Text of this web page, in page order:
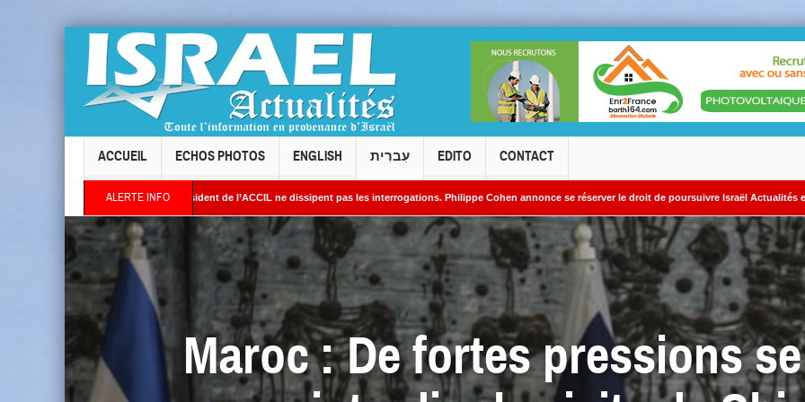
ACCUEIL ECHOS PHOTOS ENGLISH עִברִית EDITO CONTACT
ALERTE INFO
: les réponses du président de l’ACCIL ne dissipent pas les interrogations. Philippe Cohen annonce se réserver le droit de poursuivre Israël Actualités en diffamation.
images satellites révèlent une activité jugée « inquiétante » sur des sites nucléaires iraniens
Maroc : De fortes pressions